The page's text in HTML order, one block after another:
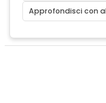
Approfondisci con